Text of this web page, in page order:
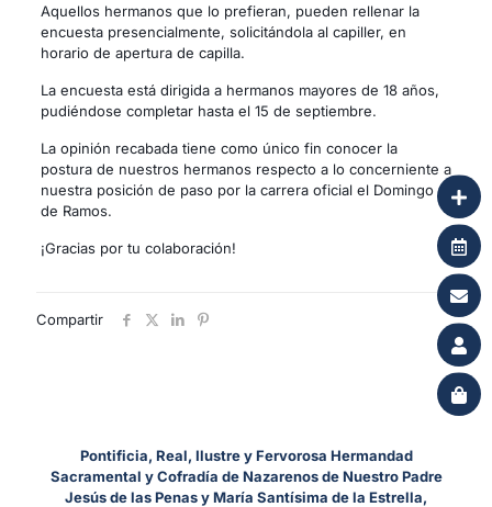
Aquellos hermanos que lo prefieran, pueden rellenar la
encuesta presencialmente, solicitándola al capiller, en
horario de apertura de capilla.
La encuesta está dirigida a hermanos mayores de 18 años,
pudiéndose completar hasta el 15 de septiembre.
La opinión recabada tiene como único fin conocer la
postura de nuestros hermanos respecto a lo concerniente a
nuestra posición de paso por la carrera oficial el Domingo
de Ramos.
¡Gracias por tu colaboración!
Compartir
Pontificia, Real, Ilustre y Fervorosa Hermandad
Sacramental y Cofradía de Nazarenos de Nuestro Padre
Jesús de las Penas y María Santísima de la Estrella,